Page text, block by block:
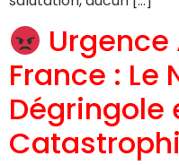
France : Le
Dégringole